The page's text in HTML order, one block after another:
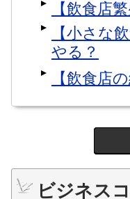
【飲食店
【小さな
やる？
【飲食店
ビジネス